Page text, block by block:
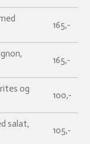
165,-
165,-
og
100,-
salat,
105,-